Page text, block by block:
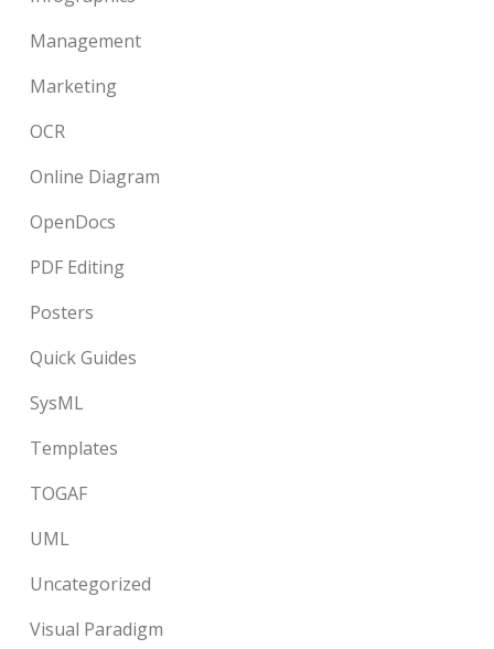
Management
Marketing
OCR
Online Diagram
OpenDocs
PDF Editing
Posters
Quick Guides
SysML
Templates
TOGAF
UML
Uncategorized
Visual Paradigm